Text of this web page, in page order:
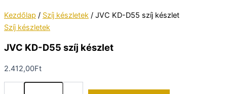
Kezdőlap / Szíj készletek / JVC KD-D55 szíj készlet
Szíj készletek
JVC KD-D55 szíj készlet
2.412,00Ft